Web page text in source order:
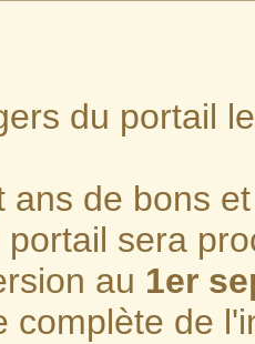
du portail
ans de bons
sera
au 1er
complète de